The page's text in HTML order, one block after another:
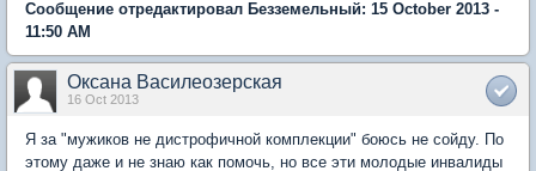
Сообщение отредактировал Безземельный: 15 October 2013 -
11:50 AM
Оксана Василеозерская
16 Oct 2013
Я за "мужиков не дистрофичной комплекции" боюсь не сойду. По
этому даже и не знаю как помочь, но все эти молодые инвалиды